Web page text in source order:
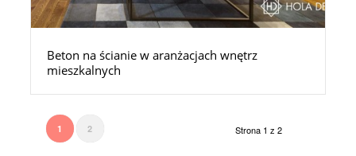
Beton na ścianie w aranżacjach wnętrz
mieszkalnych
Strona 1 z 2
1 2